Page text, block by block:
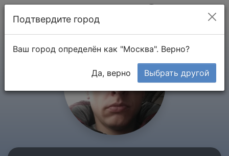
Подтвердите город
Ваш город определён как "Москва". Верно?
Да, верно Выбрать другой